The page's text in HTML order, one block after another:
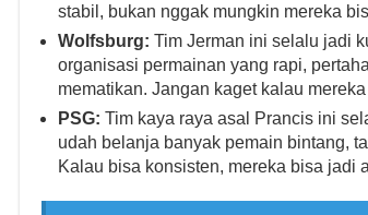
stabil, bukan nggak mungkin mereka
Wolfsburg: Tim Jerman ini selalu jadi
organisasi permainan yang rapi,
mematikan. Jangan kaget kalau
PSG: Tim kaya raya asal Prancis ini
udah belanja banyak pemain bintang,
Kalau bisa konsisten, mereka bisa jadi